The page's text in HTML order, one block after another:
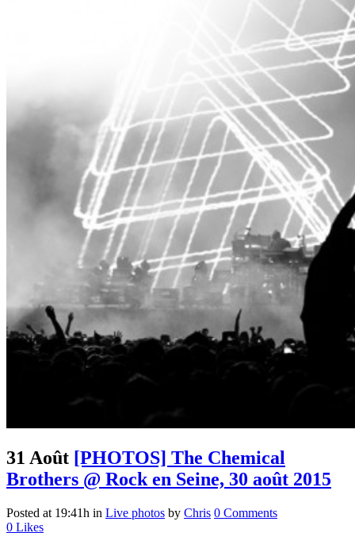
31 Août [PHOTOS] The Chemical
Brothers @ Rock en Seine, 30 août 2015
Posted at 19:41h in Live photos by Chris 0 Comments
0 Likes